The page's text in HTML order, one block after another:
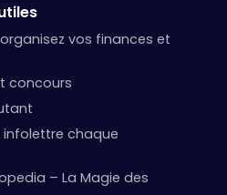
vos finances et
concours
infolettre chaque
– La Magie des